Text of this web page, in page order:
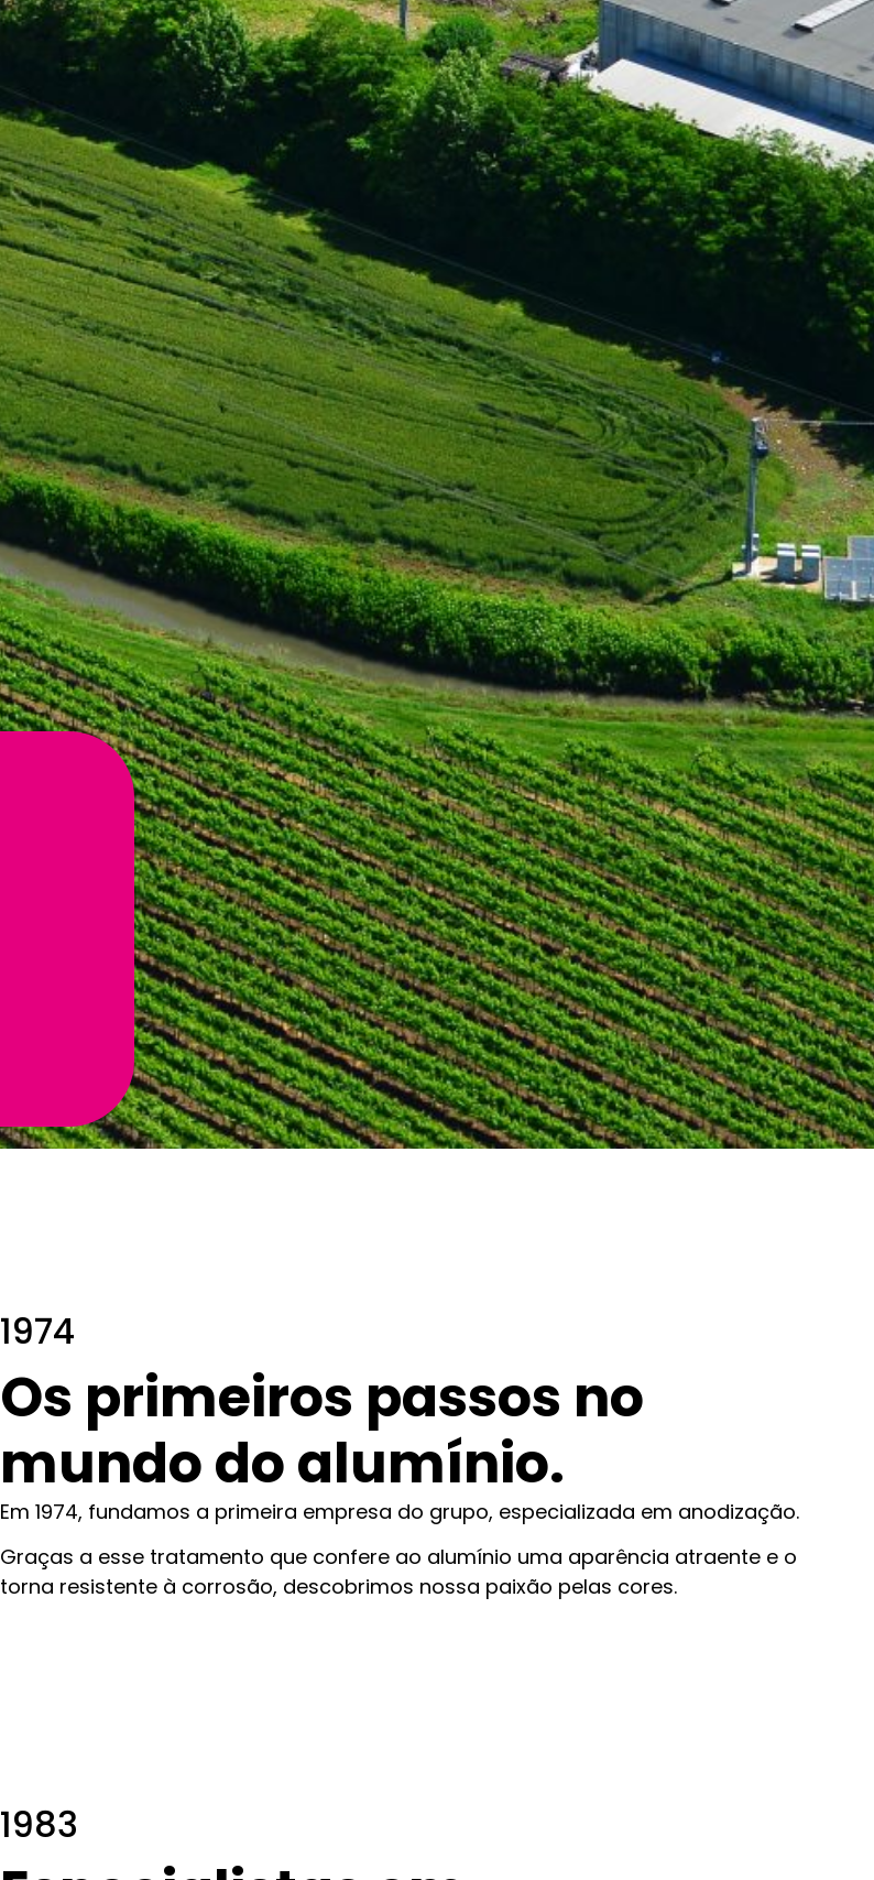
1974
Os primeiros passos no
mundo do alumínio.
Em 1974, fundamos a primeira empresa do grupo, especializada em anodização.
Graças a esse tratamento que confere ao alumínio uma aparência atraente e o
torna resistente à corrosão, descobrimos nossa paixão pelas cores.
1983